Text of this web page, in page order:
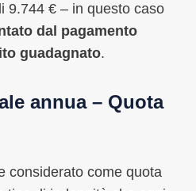
9.744 € – in questo caso
dal pagamento
guadagnato.
annua – Quota
considerato come quota